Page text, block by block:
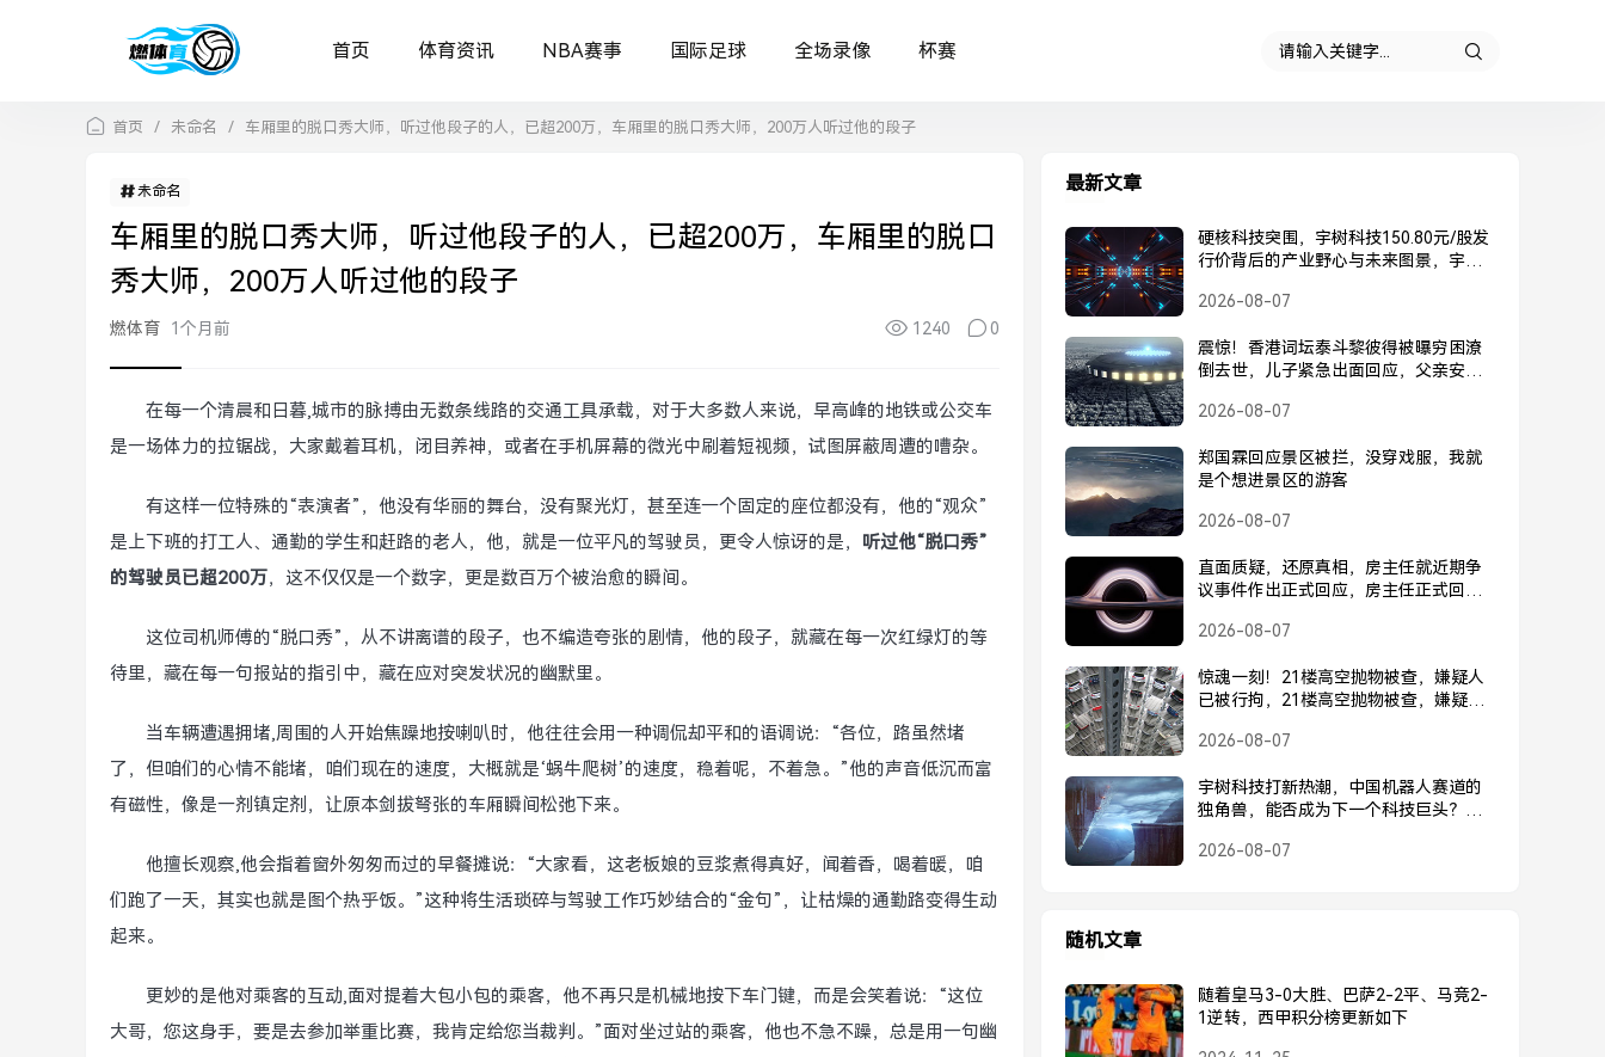
首页 体育资讯 NBA赛事 国际足球 全场录像 杯赛
首页 / 未命名 / 车厢里的脱口秀大师，听过他段子的人，已超200万，车厢里的脱口秀大师，200万人听过他的段子
未命名
车厢里的脱口秀大师，听过他段子的人，已超200万，车厢里的脱口
秀大师，200万人听过他的段子
燃体育 1个月前 1240 0
在每一个清晨和日暮,城市的脉搏由无数条线路的交通工具承载，对于大多数人来说，早高峰的地铁或公交车
是一场体力的拉锯战，大家戴着耳机，闭目养神，或者在手机屏幕的微光中刷着短视频，试图屏蔽周遭的嘈杂。
有这样一位特殊的“表演者”，他没有华丽的舞台，没有聚光灯，甚至连一个固定的座位都没有，他的“观众”
是上下班的打工人、通勤的学生和赶路的老人，他，就是一位平凡的驾驶员，更令人惊讶的是， 听过他“脱口秀”
的驾驶员已超200万，这不仅仅是一个数字，更是数百万个被治愈的瞬间。
这位司机师傅的“脱口秀”，从不讲离谱的段子，也不编造夸张的剧情，他的段子，就藏在每一次红绿灯的等
待里，藏在每一句报站的指引中，藏在应对突发状况的幽默里。
当车辆遭遇拥堵,周围的人开始焦躁地按喇叭时，他往往会用一种调侃却平和的语调说：“各位，路虽然堵
了，但咱们的心情不能堵，咱们现在的速度，大概就是‘蜗牛爬树’的速度，稳着呢，不着急。”他的声音低沉而富
有磁性，像是一剂镇定剂，让原本剑拔弩张的车厢瞬间松弛下来。
他擅长观察,他会指着窗外匆匆而过的早餐摊说：“大家看，这老板娘的豆浆煮得真好，闻着香，喝着暖，咱
们跑了一天，其实也就是图个热乎饭。”这种将生活琐碎与驾驶工作巧妙结合的“金句”，让枯燥的通勤路变得生动
起来。
更妙的是他对乘客的互动,面对提着大包小包的乘客，他不再只是机械地按下车门键，而是会笑着说：“这位
大哥，您这身手，要是去参加举重比赛，我肯定给您当裁判。”面对坐过站的乘客，他也不急不躁，总是用一句幽
最新文章
硬核科技突围，宇树科技150.80元/股发
行价背后的产业野心与未来图景，宇树
背后的产业野心与未来图景
2026-08-07
震惊！香港词坛泰斗黎彼得被曝穷困潦
倒去世，儿子紧急出面回应，父亲安
紧急回应，父亲安好并未离世
2026-08-07
郑国霖回应景区被拦，没穿戏服，我就
是个想进景区的游客
2026-08-07
直面质疑，还原真相，房主任就近期争
议事件作出正式回应，房主任正式回应
2026-08-07
惊魂一刻！21楼高空抛物被查，嫌疑人
已被行拘，21楼高空抛物被查，嫌疑人
2026-08-07
宇树科技打新热潮，中国机器人赛道的
独角兽，能否成为下一个科技巨头？宇
否成为下一个科技巨头？
2026-08-07
随机文章
随着皇马3-0大胜、巴萨2-2平、马竞2-
1逆转，西甲积分榜更新如下